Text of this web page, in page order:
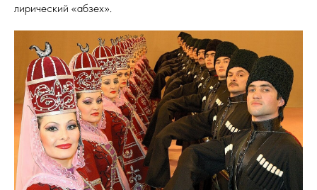
лирический «абзех».